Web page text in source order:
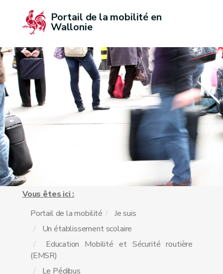
Portail de la mobilité en
Wallonie
Vous êtes ici :
Portail de la mobilité
Je suis
Un établissement scolaire
Education Mobilité et Sécurité routière
(EMSR)
Le Pédibus